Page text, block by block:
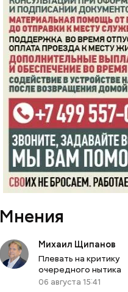
Мнения
Михаил Щипанов
Плевать на критику
очередного нытика
06 августа 15:41